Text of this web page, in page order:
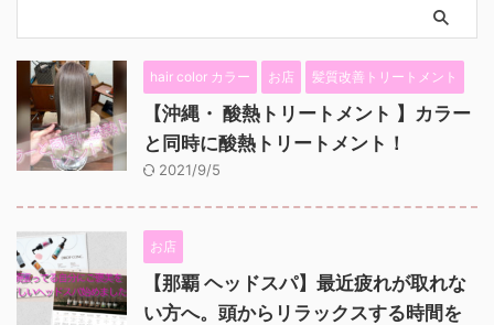
hair color カラー お店 髪質改善トリートメント
【沖縄・ 酸熱トリートメント 】カラー
と同時に酸熱トリートメント！
2021/9/5
お店
【那覇 ヘッドスパ】最近疲れが取れな
い方へ。頭からリラックスする時間を